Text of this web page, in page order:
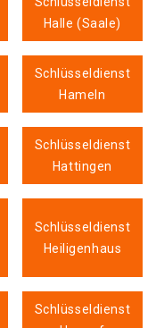
Halle (Saale)
Schlüsseldienst
Hameln
Schlüsseldienst
Hattingen
Schlüsseldienst
Heiligenhaus
Schlüsseldienst